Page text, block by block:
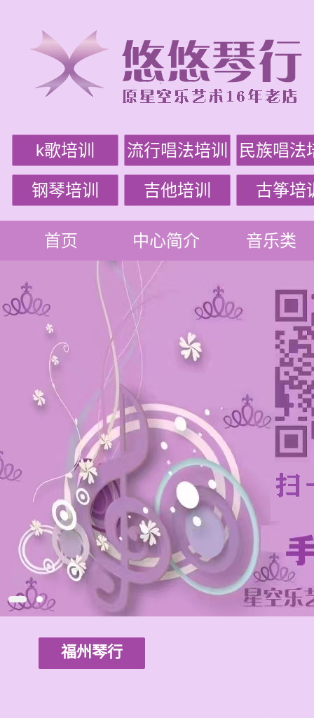
k歌培训 流行唱法培训 民族唱法
钢琴培训 吉他培训 古筝培
首页 中心简介 音乐类
福州琴行